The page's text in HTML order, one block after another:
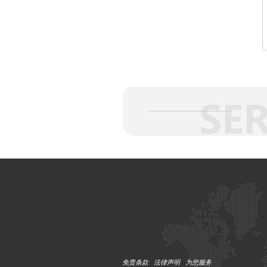
免责条款 法律声明 为您服务